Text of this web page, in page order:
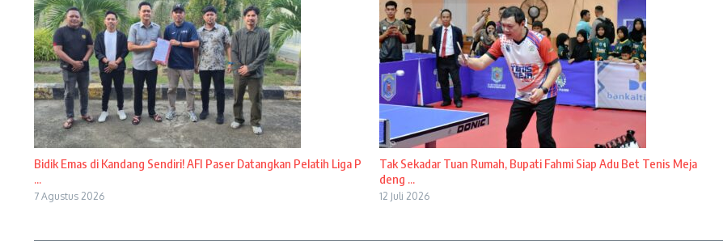
Bidik Emas di Kandang Sendiri! AFI Paser Datangkan Pelatih Liga P
...
7 Agustus 2026
Tak Sekadar Tuan Rumah, Bupati Fahmi Siap Adu Bet Tenis Meja
deng ...
12 Juli 2026